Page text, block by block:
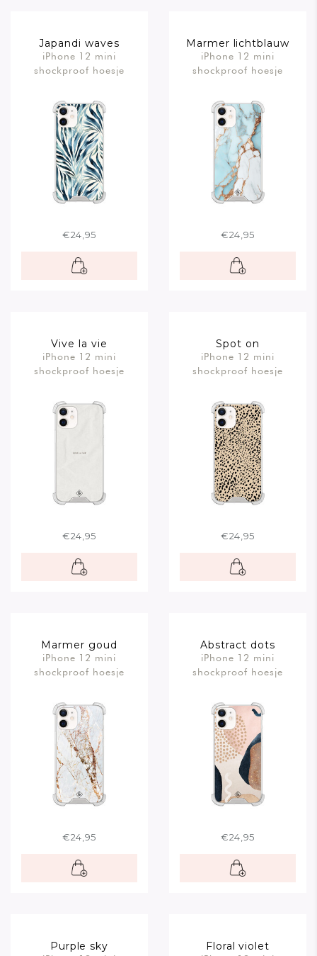
Japandi waves
iPhone 12 mini
shockproof hoesje
€24,95
Marmer lichtblauw
iPhone 12 mini
shockproof hoesje
€24,95
Vive la vie
iPhone 12 mini
shockproof hoesje
€24,95
Spot on
iPhone 12 mini
shockproof hoesje
€24,95
Marmer goud
iPhone 12 mini
shockproof hoesje
€24,95
Abstract dots
iPhone 12 mini
shockproof hoesje
€24,95
Purple sky Floral violet